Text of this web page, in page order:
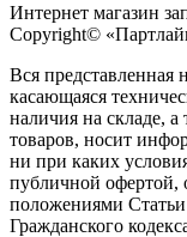
Интернет магазин
Copyright©
Вся представленная
касающаяся
наличия на складе, а
товаров, носит
ни при каких
публичной офертой,
положениями
Гражданского